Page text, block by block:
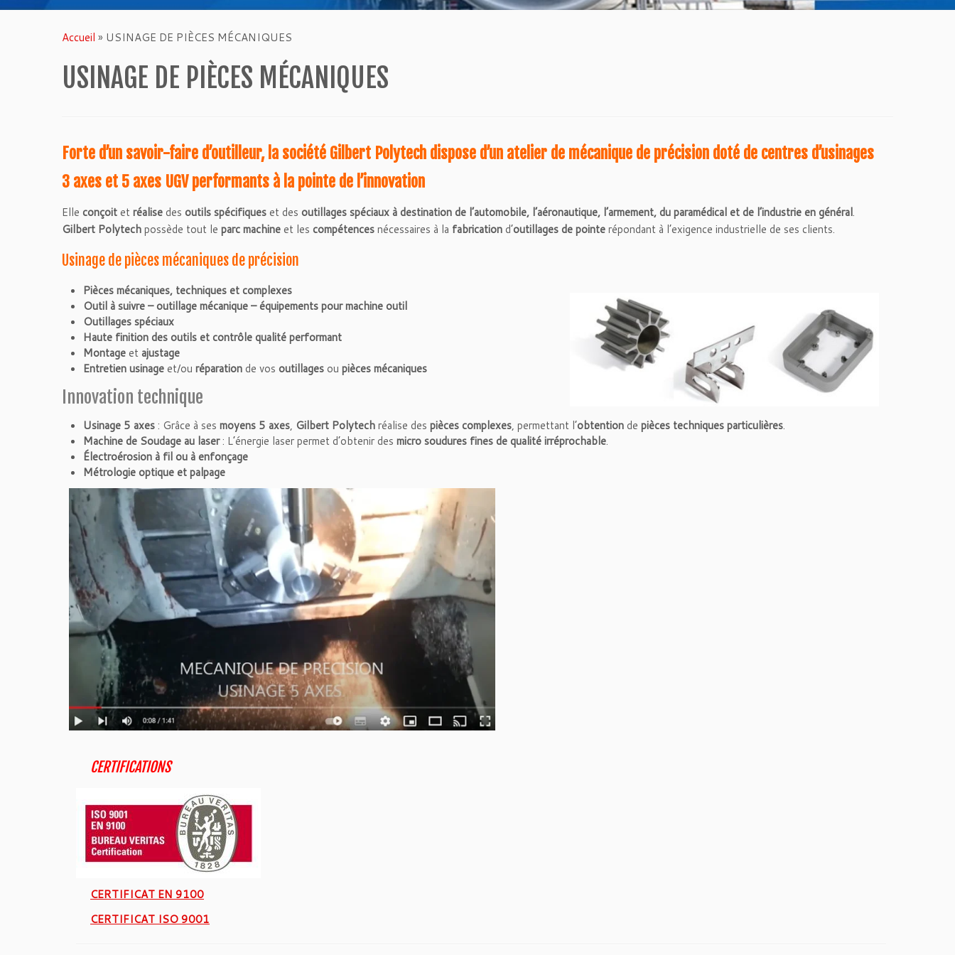
Accueil » USINAGE DE PIÈCES MÉCANIQUES
USINAGE DE PIÈCES MÉCANIQUES
Forte d’un savoir-faire d’outilleur, la société Gilbert Polytech dispose d’un atelier de mécanique de précision doté de centres d’usinages
3 axes et 5 axes UGV performants à la pointe de l’innovation
Elle conçoitetréalise des outils spécifiqueset des outillages spéciaux à destination de l’automobile, l’aéronautique, l’armement, du paramédical et de l’industrie en général.
Gilbert Polytechpossède tout le parc machineet les compétencesnécessaires à la fabrication d’outillages de pointerépondant à l’exigence industrielle de ses clients.
Usinage de pièces mécaniques de précision
Pièces mécaniques, techniques et complexes
Outil à suivre – outillage mécanique – équipements pour machine outil
Outillages spéciaux
Haute finition des outils et contrôle qualité performant
Montageet ajustage
Entretienusinageet/ou réparation de vos outillages ou pièces mécaniques
Innovation technique
Usinage 5 axes: Grâce à ses moyens 5 axes, Gilbert Polytechréalise des pièces complexes, permettant l’obtention de pièces techniques particulières.
Machine de Soudage au laser: L’énergie laser permet d’obtenir des micro soudures fines de qualité irréprochable.
Électroérosion à fil ou à enfonçage
Métrologie optique et palpage
CERTIFICATIONS
CERTIFICAT EN 9100
CERTIFICAT ISO 9001